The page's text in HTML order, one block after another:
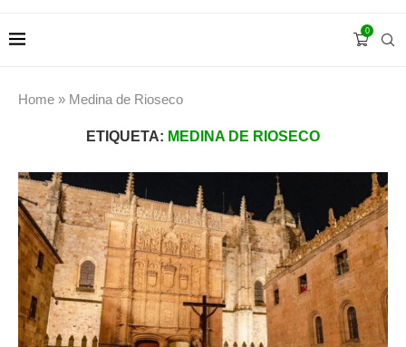
0
Home » Medina de Rioseco
ETIQUETA: MEDINA DE RIOSECO